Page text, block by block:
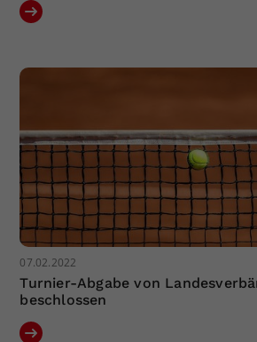
07.02.2022
Turnier-Abgabe von
beschlossen